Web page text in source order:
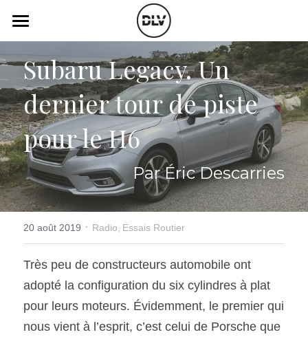
Actualité Auto
Électrique
Histoire de chars
Art Automobile
Essais Routier
Vidéo
Podcast
Radio FM
Télé RDS
Simulateur
Rechercher
Subaru Legacy. Un
dernier tour de piste
pour le H6
Par Éric Descarries
20 août 2019 · Radio, Essais Routier
Très peu de constructeurs automobile ont
adopté la configuration du six cylindres à plat
pour leurs moteurs. Évidemment, le premier qui
nous vient à l’esprit, c’est celui de Porsche que
LES CATÉGORIES DE LA BOUTIQUE
Toutes les catégories